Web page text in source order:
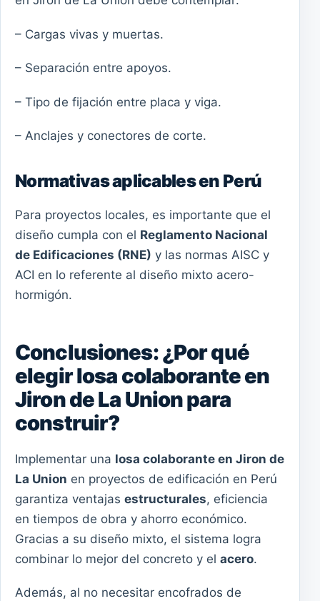
– Cargas vivas y muertas.
– Separación entre apoyos.
– Tipo de fijación entre placa y viga.
– Anclajes y conectores de corte.
Normativas aplicables en Perú
Para proyectos locales, es importante que el
diseño cumpla con el Reglamento Nacional
de Edificaciones (RNE) y las normas AISC y
ACI en lo referente al diseño mixto acero-
hormigón.
Conclusiones: ¿Por qué
elegir losa colaborante en
Jiron de La Union para
construir?
Implementar una losa colaborante en Jiron de
La Union en proyectos de edificación en Perú
garantiza ventajas estructurales, eficiencia
en tiempos de obra y ahorro económico.
Gracias a su diseño mixto, el sistema logra
combinar lo mejor del concreto y el acero.
Además, al no necesitar encofrados de